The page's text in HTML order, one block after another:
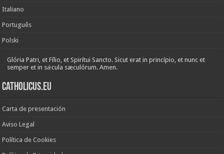
Italiano
Português
Polski
Glória Patri, et Fílio, et Spirítui Sancto. Sicut erat in princípio, et nunc et
semper et in sǽcula sæculórum. Amen.
Catholicus.eu
Carta de presentación
Aviso Legal
Política de Cookies